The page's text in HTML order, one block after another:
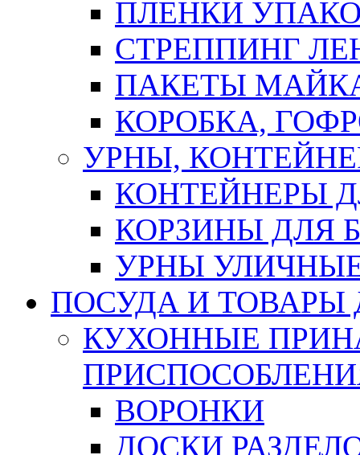
ПЛЕНКИ
СТРЕППИНГ
ПАКЕТЫ
КОРОБКА,
УРНЫ,
КОНТЕЙНЕРЫ
КОРЗИНЫ ДЛЯ
УРНЫ
ПОСУДА И ТОВАРЫ
КУХОННЫЕ
ВОРОНКИ
ДОСКИ